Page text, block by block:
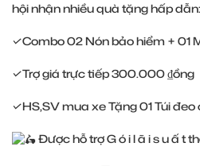
hội nhận nhiều quà tặng hấp dẫn:
✓Combo 02 Nón bảo hiểm + 01
✓Trợ giá trực tiếp 300.000 ₫ồng
✓HS,SV mua xe Tặng 01 Túi đeo
Được hỗ trợ G ó i l ã i s u ấ t